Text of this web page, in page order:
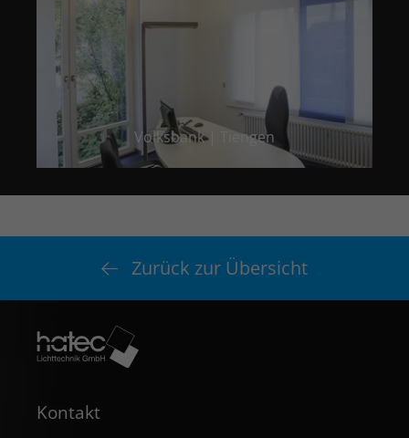
Volksbank | Tiengen
Zurück zur Übersicht
Kontakt